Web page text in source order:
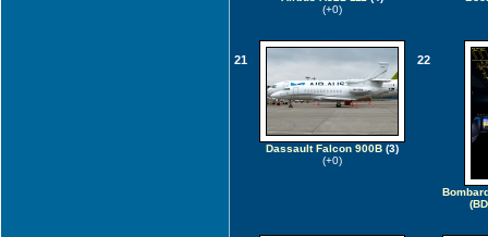
(+0)
21
Dassault Falcon 900B (3)
(+0)
22